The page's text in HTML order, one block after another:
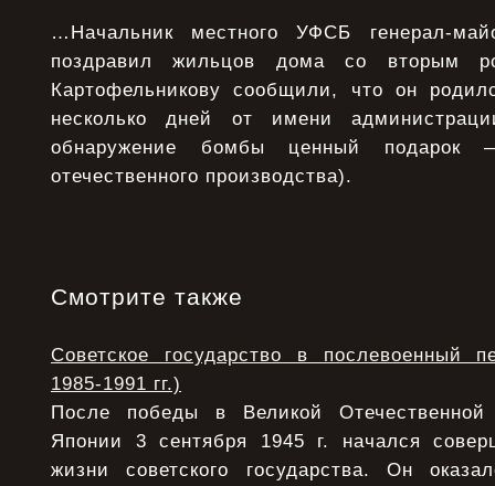
…Начальник местного УФСБ генерал-
поздравил жильцов дома со вторым
Картофельникову сообщили, что он
несколько дней от имени
обнаружение бомбы ценный подарок
отечественного производства).
Смотрите также
Советское государство в послевоенный
1985-1991 гг.)
После победы в Великой
Японии 3 сентября 1945 г. начался
жизни советского государства. Он